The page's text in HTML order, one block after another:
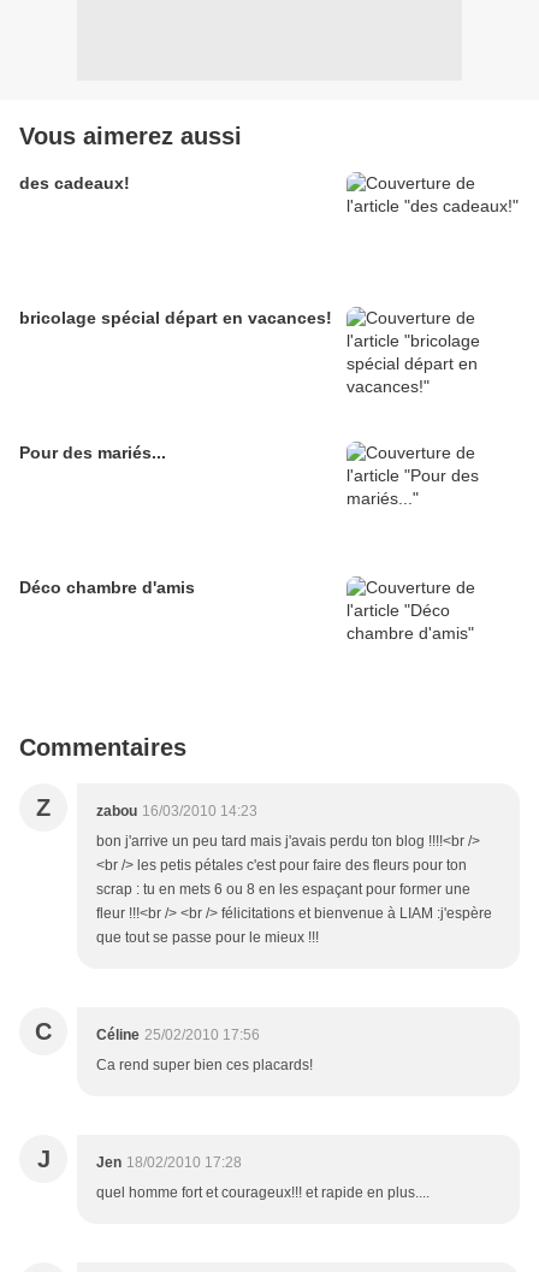
Vous aimerez aussi
des cadeaux!
bricolage spécial départ en vacances!
Pour des mariés...
Déco chambre d'amis
Commentaires
Z zabou 16/03/2010 14:23
bon j'arrive un peu tard mais j'avais perdu ton blog !!!!<br />
<br /> les petis pétales c'est pour faire des fleurs pour ton
scrap : tu en mets 6 ou 8 en les espaçant pour former une
fleur !!!<br /> <br /> félicitations et bienvenue à LIAM :j'espère
que tout se passe pour le mieux !!!
C Céline 25/02/2010 17:56
Ca rend super bien ces placards!
J Jen 18/02/2010 17:28
quel homme fort et courageux!!! et rapide en plus....